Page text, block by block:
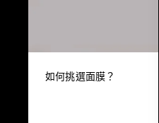
如何挑選面膜？